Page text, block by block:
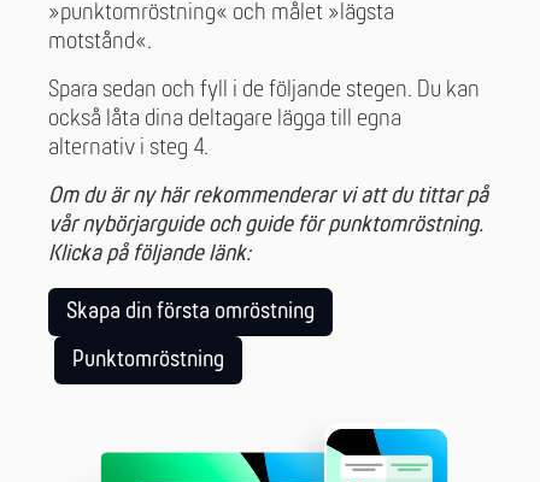
»punktomröstning« och målet »lägsta
motstånd«.
Spara sedan och fyll i de följande stegen. Du kan
också låta dina deltagare lägga till egna
alternativ i steg 4.
Om du är ny här rekommenderar vi att du tittar på
vår nybörjarguide och guide för punktomröstning.
Klicka på följande länk:
Skapa din första omröstning
Punktomröstning